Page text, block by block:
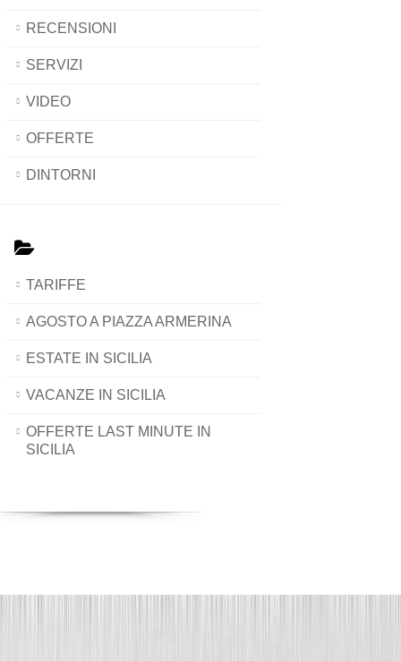
RECENSIONI
SERVIZI
VIDEO
OFFERTE
DINTORNI
TARIFFE
AGOSTO A PIAZZA ARMERINA
ESTATE IN SICILIA
VACANZE IN SICILIA
OFFERTE LAST MINUTE IN
SICILIA